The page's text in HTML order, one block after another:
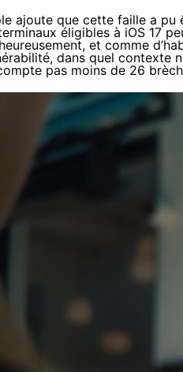
ajoute que cette faille a pu
éligibles à iOS 17
et comme
dans quel contexte
pas moins de 26